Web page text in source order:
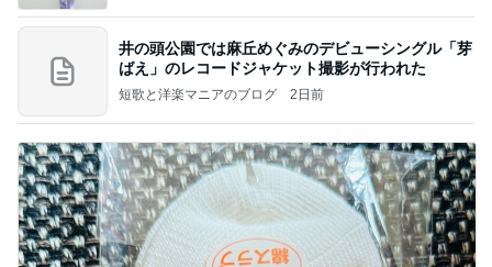
井の頭公園では麻丘めぐみのデビューシングル「芽
ばえ」のレコードジャケット撮影が行われた
短歌と洋楽マニアのブログ 2日前